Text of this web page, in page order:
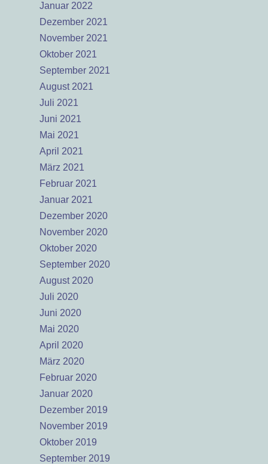
Januar 2022
Dezember 2021
November 2021
Oktober 2021
September 2021
August 2021
Juli 2021
Juni 2021
Mai 2021
April 2021
März 2021
Februar 2021
Januar 2021
Dezember 2020
November 2020
Oktober 2020
September 2020
August 2020
Juli 2020
Juni 2020
Mai 2020
April 2020
März 2020
Februar 2020
Januar 2020
Dezember 2019
November 2019
Oktober 2019
September 2019